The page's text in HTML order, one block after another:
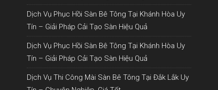
Dịch Vụ Phục Hồi Sàn Bê Tông Tại Khánh Hòa Uy
Tín – Giải Pháp Cải Tạo Sàn Hiệu Quả
Dịch Vụ Phục Hồi Sàn Bê Tông Tại Khánh Hòa Uy
Tín – Giải Pháp Cải Tạo Sàn Hiệu Quả
Dịch Vụ Thi Công Mài Sàn Bê Tông Tại Đắk Lắk Uy